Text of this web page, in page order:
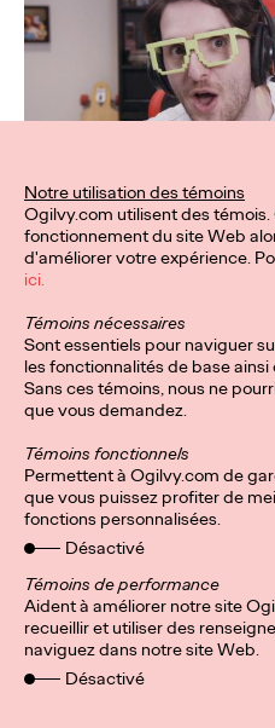
Politique de confidentialité
Témoins
Notre utilisation des témoins
Ogilvy.com utilisent des
fonctionnement du site Web
d'améliorer votre expérience.
ici.
Témoins nécessaires
Sont essentiels pour naviguer
les fonctionnalités de base
Sans ces témoins, nous ne
que vous demandez.
Témoins fonctionnels
Permettent à Ogilvy.com de
que vous puissez profiter de
fonctions personnalisées.
Désactivé
Témoins de performance
Aident à améliorer notre site
recueillir et utiliser des
naviguez dans notre site Web.
Désactivé